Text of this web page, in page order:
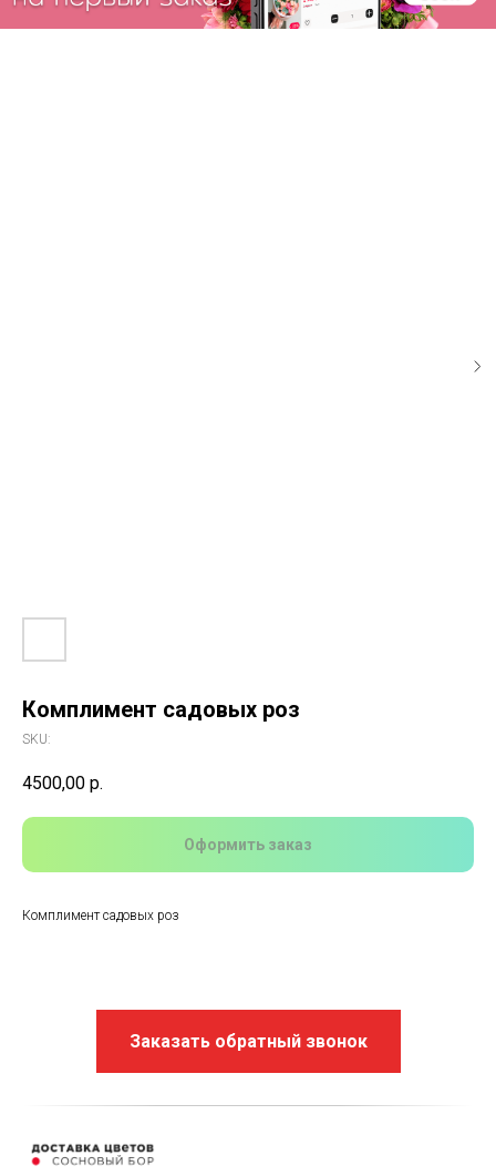
Комплимент садовых роз
SKU:
4500,00 р.
Оформить заказ
Комплимент садовых роз
Заказать обратный звонок